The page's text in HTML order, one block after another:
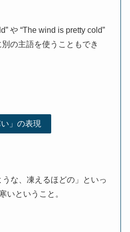
や “The wind is pretty cold”
別の主語を使うこともでき
」の表現
うな、凍えるほどの」といっ
いということ。